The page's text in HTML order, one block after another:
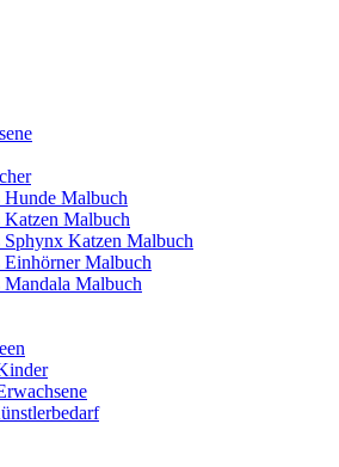
Hunde Malbuch
Katzen Malbuch
Sphynx Katzen Malbuch
Einhörner Malbuch
Mandala Malbuch